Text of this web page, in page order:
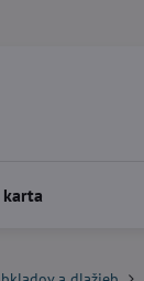
karta